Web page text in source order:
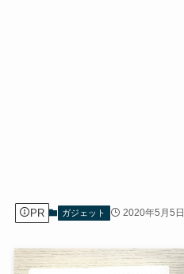
PR ガジェット 2020年5月5日